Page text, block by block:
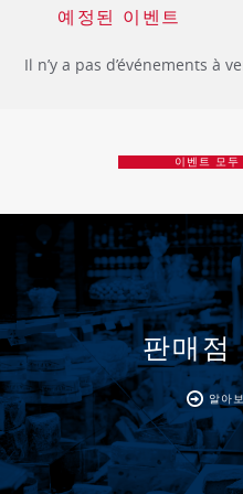
예정된 이벤트
Il n’y a pas d’événements à
이벤트 모두
판매점
알아